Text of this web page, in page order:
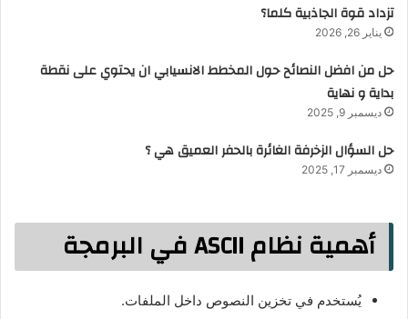
تزداد قوة الجاذبية كلما؟
يناير 26, 2026
حل من افضل النصائح حول المخطط الانسيابي ان يحتوي على نقطة
بداية و نهاية
ديسمبر 9, 2025
حل السؤال الزخرفة الغائرة بالحفر العميق هي ؟
ديسمبر 17, 2025
أهمية نظام ASCII في البرمجة
يُستخدم في تخزين النصوص داخل الملفات.